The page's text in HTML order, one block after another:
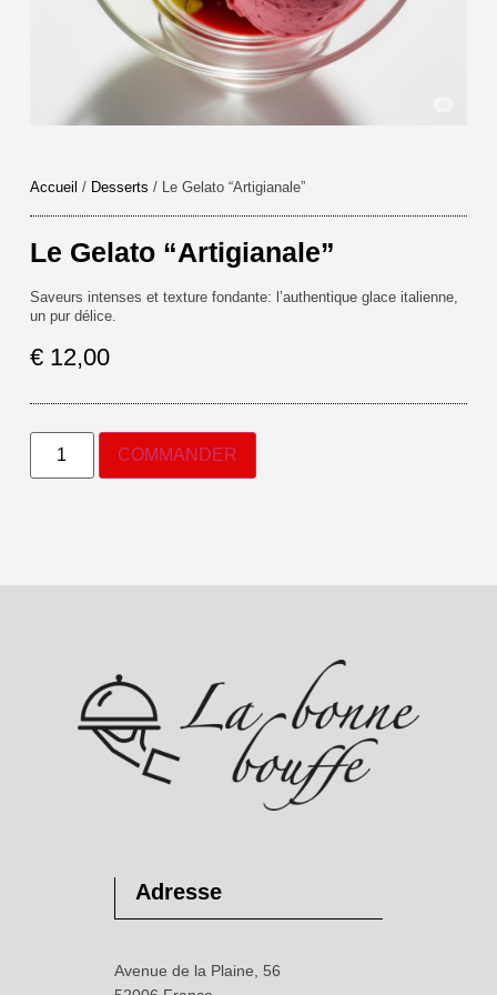
Accueil / Desserts / Le Gelato “Artigianale”
Le Gelato “Artigianale”
Saveurs intenses et texture fondante: l’authentique glace italienne,
un pur délice.
€12,00
COMMANDER
Adresse
Avenue de la Plaine, 56